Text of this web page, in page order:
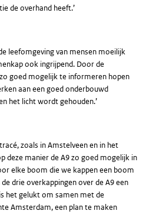
de overhand heeft.’
leefomgeving van mensen moeilijk
ook ingrijpend. Door de
goed mogelijk te informeren hopen
aan een goed onderbouwd
het licht wordt gehouden.’
zoals in Amstelveen en in het
deze manier de A9 zo goed mogelijk in
elke boom die we kappen een boom
drie overkappingen over de A9 een
het gelukt om samen met de
Amsterdam, een plan te maken